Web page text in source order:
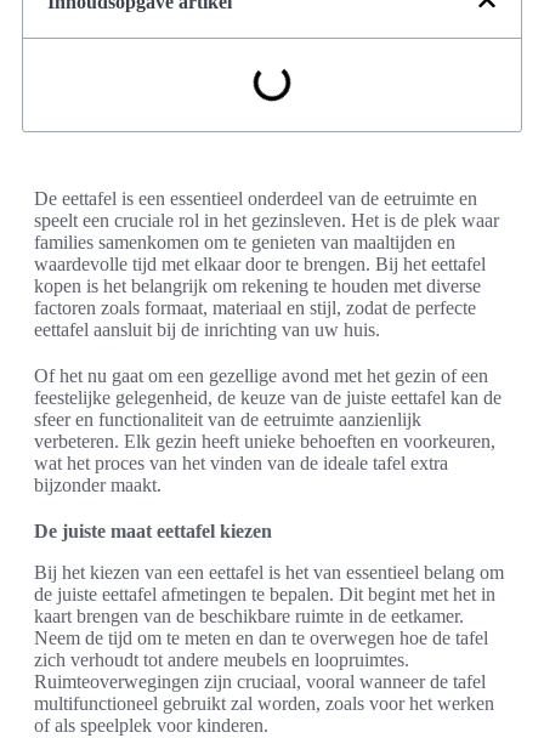
De eettafel is een essentieel onderdeel van de eetruimte en
speelt een cruciale rol in het gezinsleven. Het is de plek waar
families samenkomen om te genieten van maaltijden en
waardevolle tijd met elkaar door te brengen. Bij het eettafel
kopen is het belangrijk om rekening te houden met diverse
factoren zoals formaat, materiaal en stijl, zodat de perfecte
eettafel aansluit bij de inrichting van uw huis.
Of het nu gaat om een gezellige avond met het gezin of een
feestelijke gelegenheid, de keuze van de juiste eettafel kan de
sfeer en functionaliteit van de eetruimte aanzienlijk
verbeteren. Elk gezin heeft unieke behoeften en voorkeuren,
wat het proces van het vinden van de ideale tafel extra
bijzonder maakt.
De juiste maat eettafel kiezen
Bij het kiezen van een eettafel is het van essentieel belang om
de juiste eettafel afmetingen te bepalen. Dit begint met het in
kaart brengen van de beschikbare ruimte in de eetkamer.
Neem de tijd om te meten en dan te overwegen hoe de tafel
zich verhoudt tot andere meubels en loopruimtes.
Ruimteoverwegingen zijn cruciaal, vooral wanneer de tafel
multifunctioneel gebruikt zal worden, zoals voor het werken
of als speelplek voor kinderen.